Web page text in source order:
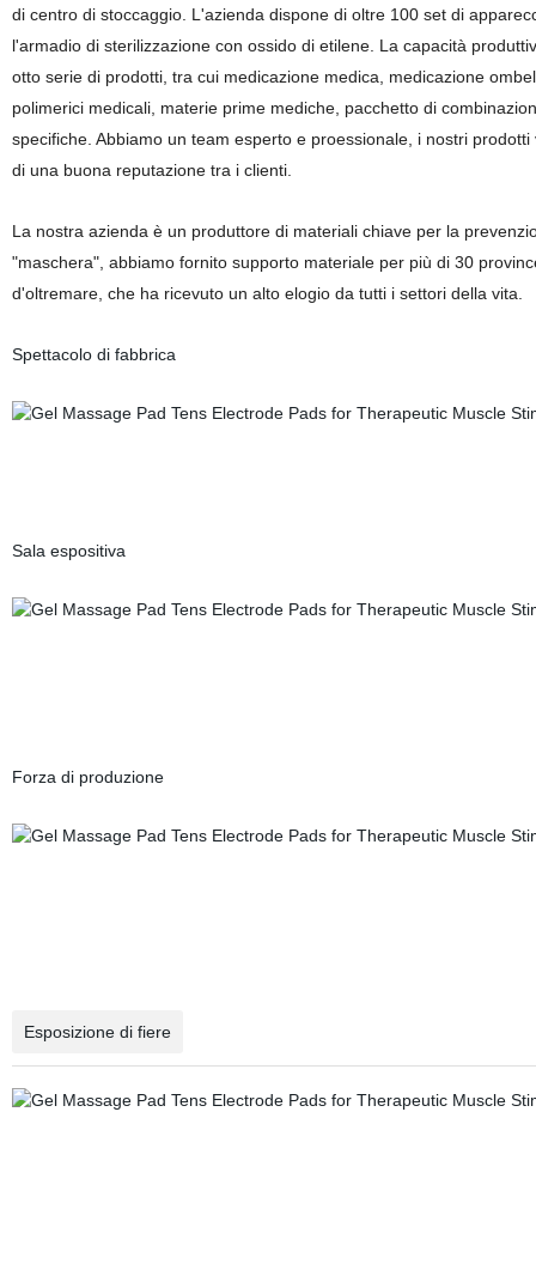
di centro di stoccaggio. L'azienda dispone di oltre 100 set di
l'armadio di sterilizzazione con ossido di etilene. La capacità
otto serie di prodotti, tra cui medicazione medica, medicazione
polimerici medicali, materie prime mediche, pacchetto di
specifiche. Abbiamo un team esperto e proessionale, i nostri
di una buona reputazione tra i clienti.
La nostra azienda è un produttore di materiali chiave per la
"maschera", abbiamo fornito supporto materiale per più di 30
d'oltremare, che ha ricevuto un alto elogio da tutti i settori della vita.
Spettacolo di fabbrica
Sala espositiva
Forza di produzione
Esposizione di fiere